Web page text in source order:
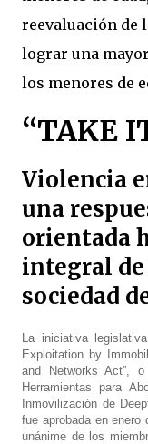
reevaluación de
lograr una
los menores de
“TAKE
Violencia
una
orientada
integral
sociedad
La iniciativa
Exploitation by
and Networks Act”,
Herramientas para
Inmovilización de
fue aprobada en enero
unánime de los